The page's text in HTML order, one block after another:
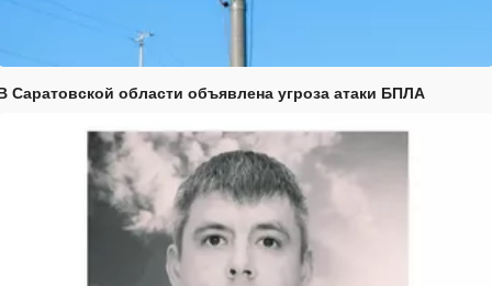
Саратовской области объявлена угроза атаки БПЛА